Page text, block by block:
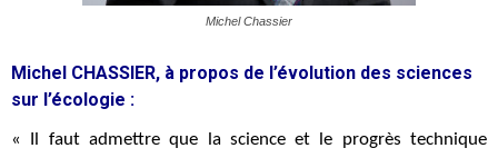
Michel Chassier
Michel CHASSIER, à propos de l’évolution des sciences
sur l’écologie :
« Il faut admettre que la science et le progrès technique